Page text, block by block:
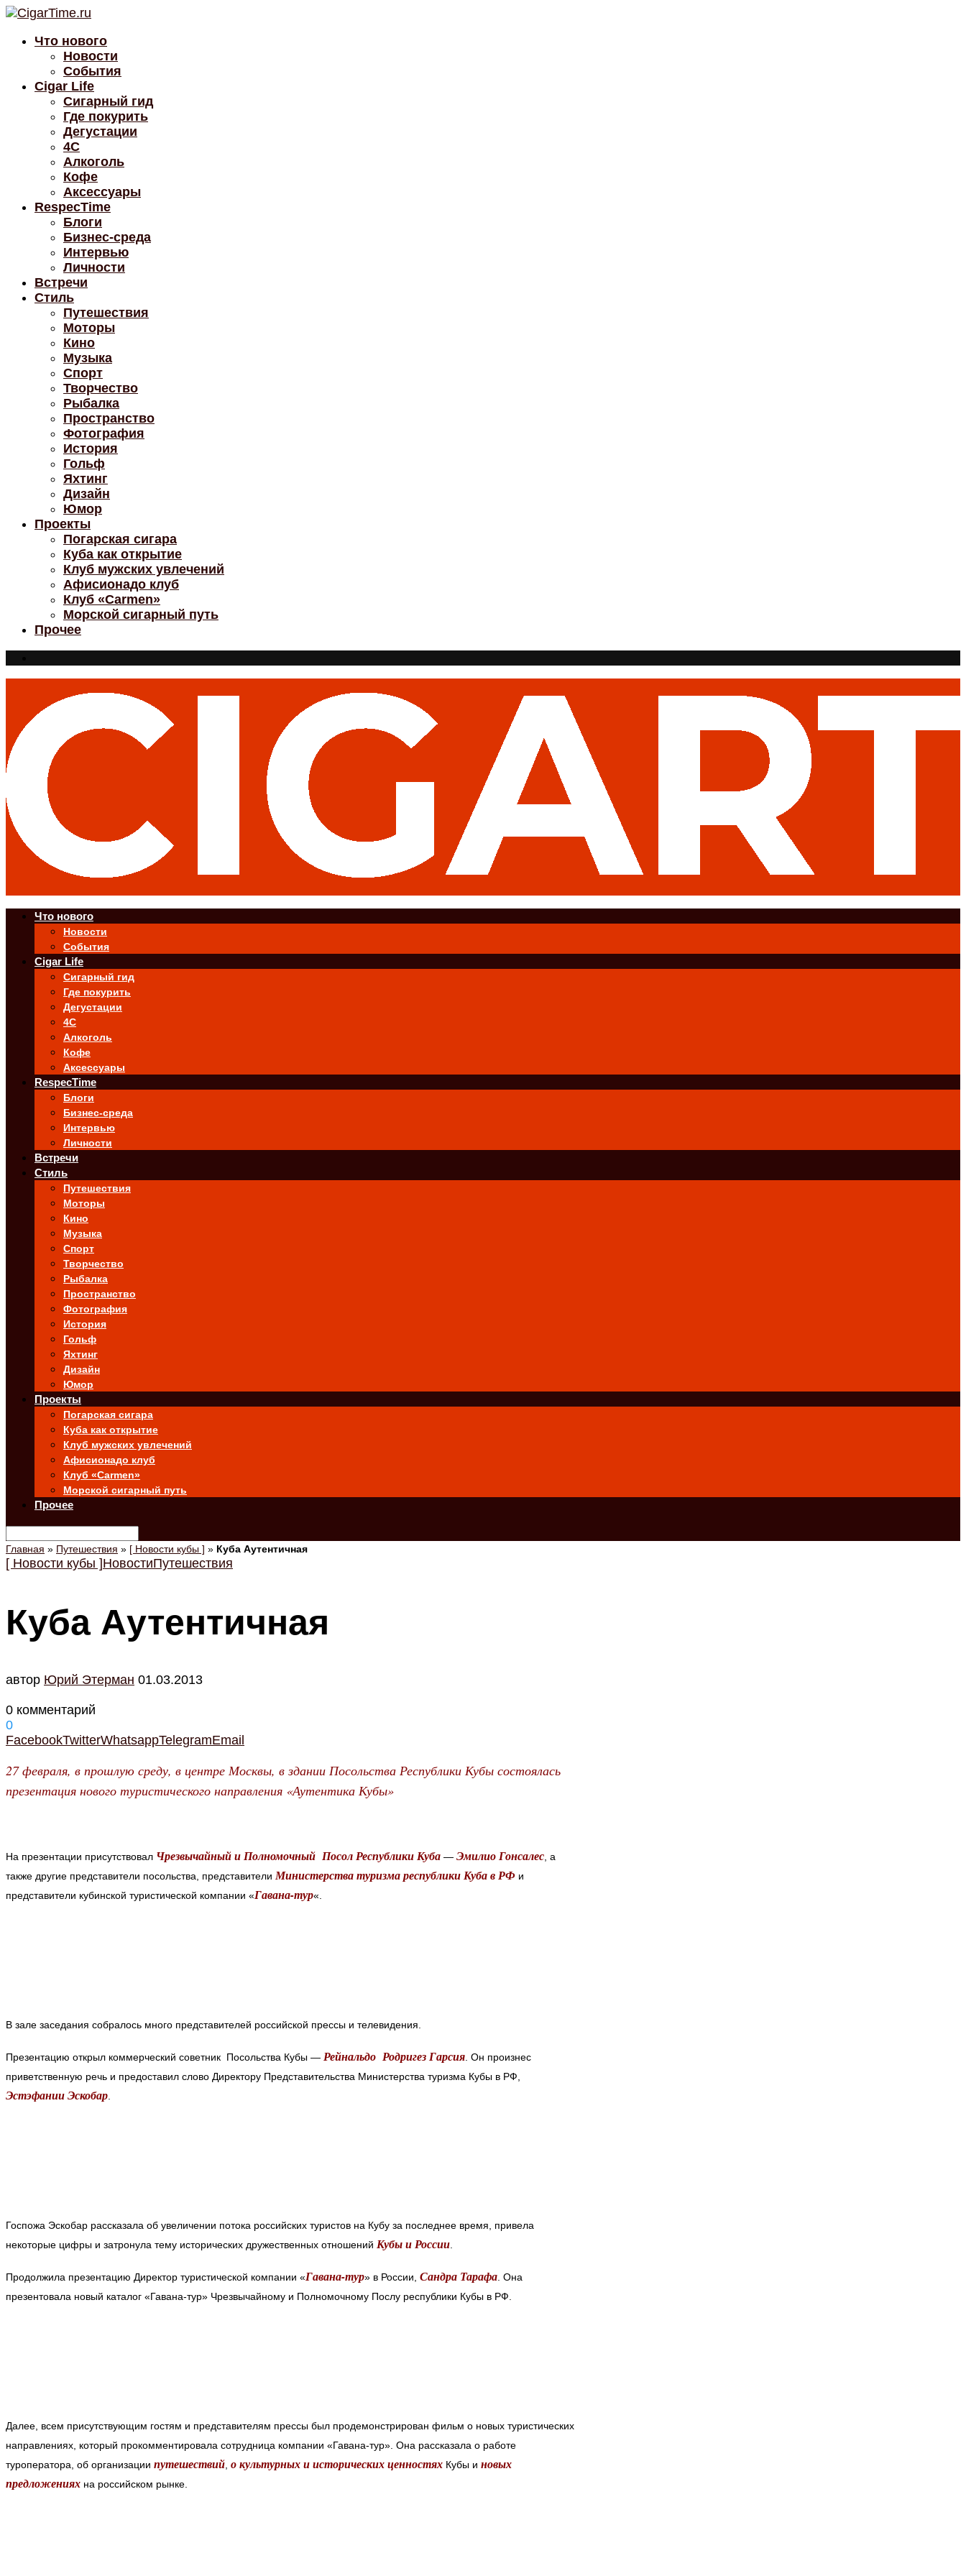
Что нового
Новости
События
Cigar Life
Сигарный гид
Где покурить
Дегустации
4C
Алкоголь
Кофе
Аксессуары
RespecTime
Блоги
Бизнес-среда
Интервью
Личности
Встречи
Стиль
Путешествия
Моторы
Кино
Музыка
Спорт
Творчество
Рыбалка
Пространство
Фотография
История
Гольф
Яхтинг
Дизайн
Юмор
Проекты
Погарская сигара
Куба как открытие
Клуб мужских увлечений
Афисионадо клуб
Клуб «Carmen»
Морской сигарный путь
Прочее
Что нового
Новости
События
Cigar Life
Сигарный гид
Где покурить
Дегустации
4C
Алкоголь
Кофе
Аксессуары
RespecTime
Блоги
Бизнес-среда
Интервью
Личности
Встречи
Стиль
Путешествия
Моторы
Кино
Музыка
Спорт
Творчество
Рыбалка
Пространство
Фотография
История
Гольф
Яхтинг
Дизайн
Юмор
Проекты
Погарская сигара
Куба как открытие
Клуб мужских увлечений
Афисионадо клуб
Клуб «Carmen»
Морской сигарный путь
Прочее
Главная » Путешествия » [ Новости кубы ] » Куба Аутентичная
[ Новости кубы ]НовостиПутешествия
Куба Аутентичная
автор Юрий Этерман 01.03.2013
0 комментарий
0
FacebookTwitterWhatsappTelegramEmail
27 февраля, в прошлую среду, в центре Москвы, в здании Посольства Республики Кубы состоялась
презентация нового туристического направления «Аутентика Кубы»
На презентации присутствовал Чрезвычайный и Полномочный Посол Республики Куба — Эмилио Гонсалес , а
также другие представители посольства, представители Министерства туризма республики Куба в РФ и
представители кубинской туристической компании «Гавана-тур«.
В зале заседания собралось много представителей российской прессы и телевидения.
Презентацию открыл коммерческий советник Посольства Кубы — Рейнальдо Родригез Гарсия . Он произнес
приветственную речь и предоставил слово Директору Представительства Министерства туризма Кубы в РФ,
Эстэфании Эскобар
Госпожа Эскобар рассказала об увеличении потока российских туристов на Кубу за последнее время, привела
некоторые цифры и затронула тему исторических дружественных отношений Кубы и России
Продолжила презентацию Директор туристической компании «Гавана-тур» в России, Сандра Тарафа . Она
презентовала новый каталог «Гавана-тур» Чрезвычайному и Полномочному Послу республики Кубы в РФ.
Далее, всем присутствующим гостям и представителям прессы был продемонстрирован фильм о новых туристических
направлениях, который прокомментировала сотрудница компании «Гавана-тур». Она рассказала о работе
туроператора, об организации путешествий о культурных и исторических ценностях Кубы и новых
предложениях на российском рынке.